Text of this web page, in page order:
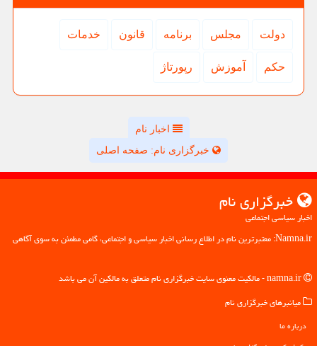
دولت مجلس برنامه قانون خدمات
حكم آموزش رپورتاژ
اخبار نام
خبرگزاری نام: صفحه اصلی
خبرگزاری نام
اخبار سیاسی اجتماعی
Namna.ir: معتبرترین نام در اطلاع رسانی اخبار سیاسی و اجتماعی، گامی مطمئن به سوی آگاهی
میانبرهای خبرگزاری نام
درباره ما